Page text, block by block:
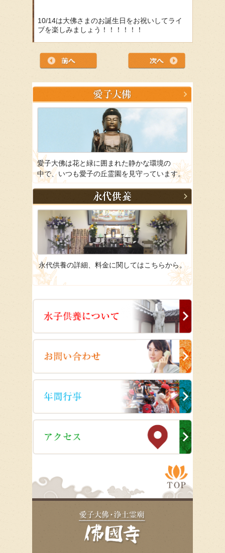
10/14は大佛さまのお誕生日をお祝いしてライ
ブを楽しみましょう！！！！！！
愛子大佛は花と緑に囲まれた静かな環境の
中で、いつも愛子の丘霊園を見守っています。
永代供養の詳細、料金に関してはこちらから。